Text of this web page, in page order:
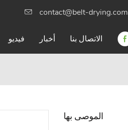
contact@belt-drying.com
فيديو أخبار الاتصال بنا
الموصى بها